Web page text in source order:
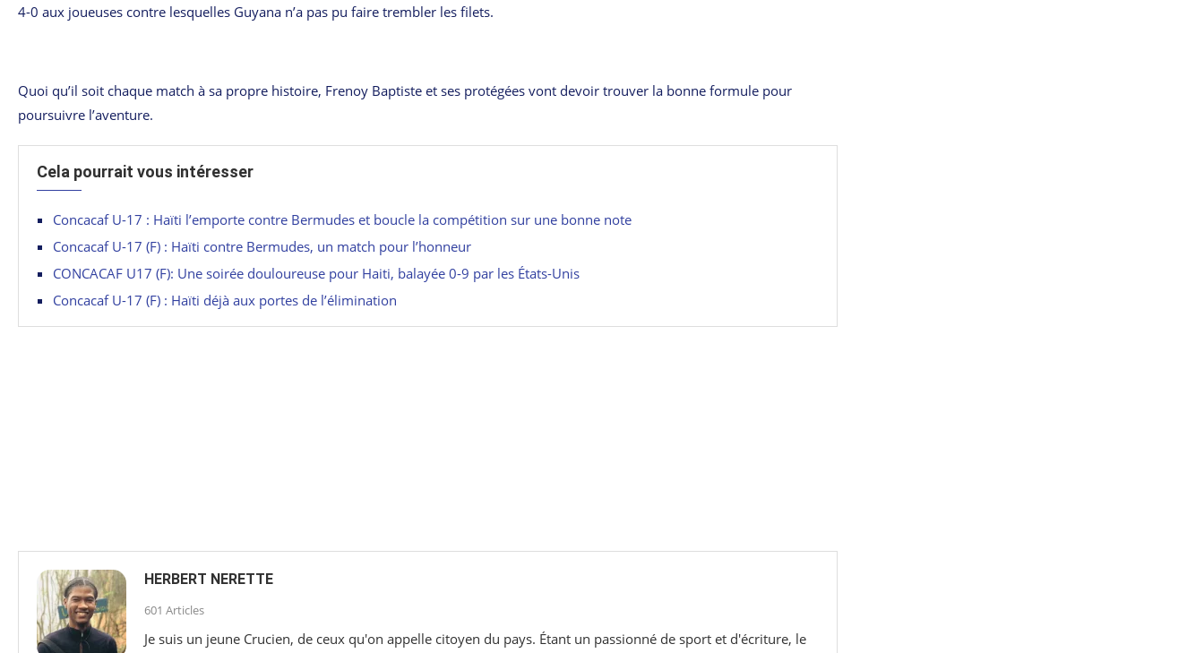
4-0 aux joueuses contre lesquelles Guyana n’a pas pu faire trembler les filets.
Quoi qu’il soit chaque match à sa propre histoire, Frenoy Baptiste et ses protégées vont devoir trouver la bonne formule pour
poursuivre l’aventure.
Cela pourrait vous intéresser
Concacaf U-17 : Haïti l’emporte contre Bermudes et boucle la compétition sur une bonne note
Concacaf U-17 (F) : Haïti contre Bermudes, un match pour l’honneur
CONCACAF U17 (F): Une soirée douloureuse pour Haiti, balayée 0-9 par les États-Unis
Concacaf U-17 (F) : Haïti déjà aux portes de l’élimination
HERBERT NERETTE
601 Articles
Je suis un jeune Crucien, de ceux qu'on appelle citoyen du pays. Étant un passionné de sport et d'écriture, le